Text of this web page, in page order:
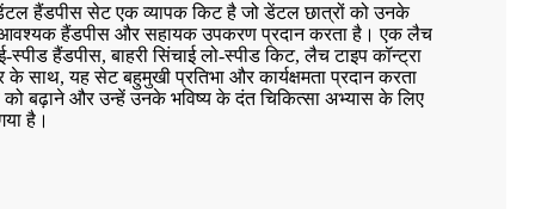
हैंडपीस सेट एक व्यापक किट है जो डेंटल छात्रों को उनके
आवश्यक हैंडपीस और सहायक उपकरण प्रदान करता है। एक लैच
स्पीड हैंडपीस, बाहरी सिंचाई लो-स्पीड किट, लैच टाइप कॉन्ट्रा
साथ, यह सेट बहुमुखी प्रतिभा और कार्यक्षमता प्रदान करता
बढ़ाने और उन्हें उनके भविष्य के दंत चिकित्सा अभ्यास के लिए
है।